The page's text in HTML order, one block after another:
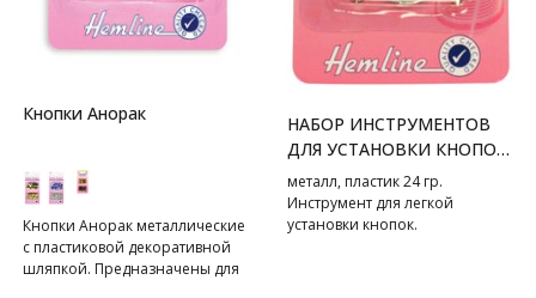
Кнопки Анорак
Кнопки Анорак металлические
с пластиковой декоративной
шляпкой. Предназначены для
НАБОР ИНСТРУМЕНТОВ
ДЛЯ УСТАНОВКИ КНОПОК
ТИП "C"
металл, пластик 24 гр.
Инструмент для легкой
установки кнопок.